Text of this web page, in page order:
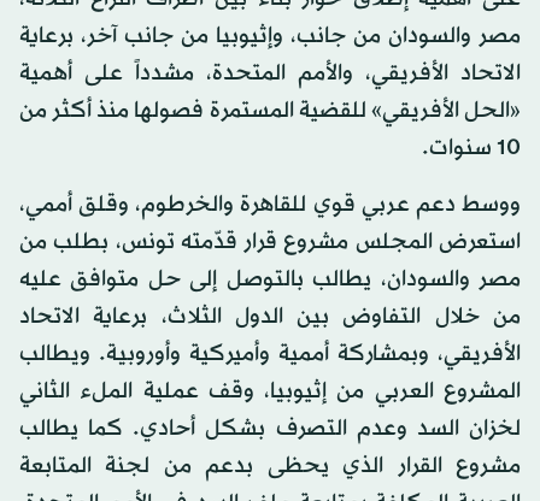
مصر والسودان من جانب، وإثيوبيا من جانب آخر، برعاية
الاتحاد الأفريقي، والأمم المتحدة، مشدداً على أهمية
«الحل الأفريقي» للقضية المستمرة فصولها منذ أكثر من
10 سنوات.
ووسط دعم عربي قوي للقاهرة والخرطوم، وقلق أممي،
استعرض المجلس مشروع قرار قدّمته تونس، بطلب من
مصر والسودان، يطالب بالتوصل إلى حل متوافق عليه
من خلال التفاوض بين الدول الثلاث، برعاية الاتحاد
الأفريقي، وبمشاركة أممية وأميركية وأوروبية. ويطالب
المشروع العربي من إثيوبيا، وقف عملية الملء الثاني
لخزان السد وعدم التصرف بشكل أحادي. كما يطالب
مشروع القرار الذي يحظى بدعم من لجنة المتابعة